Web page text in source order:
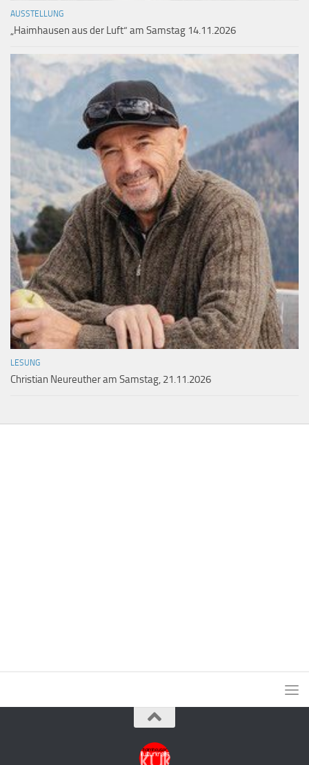
AUSSTELLUNG
„Haimhausen aus der Luft“ am Samstag 14.11.2026
LESUNG
Christian Neureuther am Samstag, 21.11.2026